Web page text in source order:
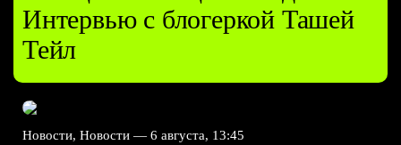
Интервью с блогеркой Ташей
Тейл
Новости, Новости — 6 августа, 13:45